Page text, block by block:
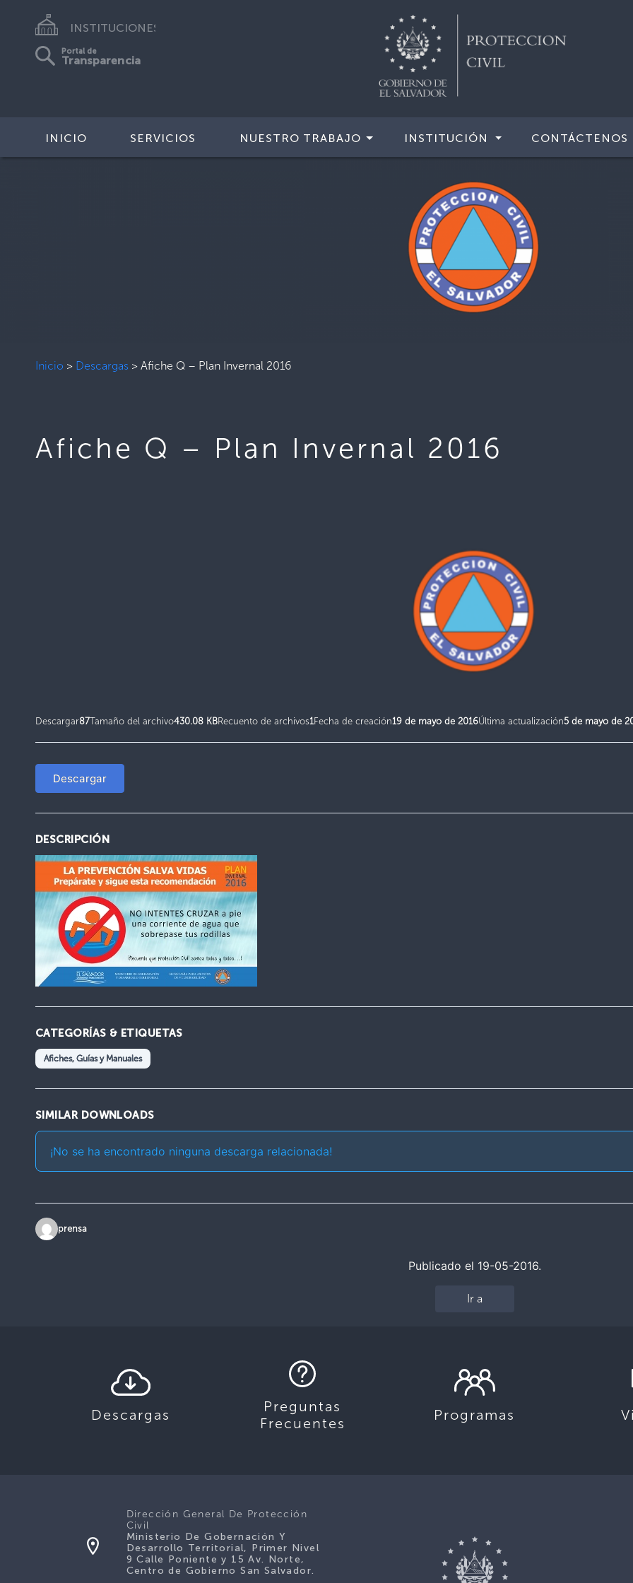
INSTITUCIONES
Portal de
Transparencia
INICIO SERVICIOS NUESTRO TRABAJO INSTITUCIÓN CONTÁCTENOS
Inicio > Descargas > Afiche Q – Plan Invernal 2016
Afiche Q – Plan Invernal 2016
Descargar87Tamaño del archivo430.08 KBRecuento de archivos1Fecha de creación19 de mayo de 2016Última actualización5 de mayo de
Descargar
DESCRIPCIÓN
CATEGORÍAS & ETIQUETAS
Afiches, Guías y Manuales
SIMILAR DOWNLOADS
¡No se ha encontrado ninguna descarga relacionada!
prensa
Publicado el 19-05-2016.
Ir a
Descargas
Preguntas
Frecuentes
Programas
Dirección General De Protección
Civil
Ministerio De Gobernación Y
Desarrollo Territorial, Primer Nivel
9 Calle Poniente y 15 Av. Norte,
Centro de Gobierno San Salvador.